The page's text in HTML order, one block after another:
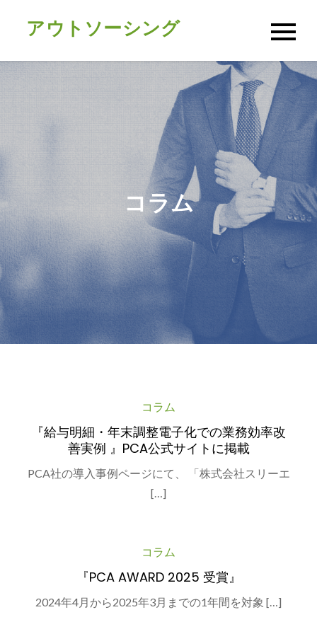
アウトソーシング
コラム
コラム
『給与明細・年末調整電子化での業務効率改
善実例 』PCA公式サイトに掲載
PCA社の導入事例ページにて、 「株式会社スリーエ
[…]
コラム
『PCA AWARD 2025 受賞』
2024年4月から2025年3月までの1年間を対象 […]